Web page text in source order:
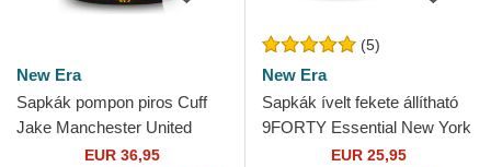
New Era
Sapkák pompon piros Cuff
Jake Manchester United
Football Club Premier League
EUR 36,95
(5)
New Era
Sapkák ívelt fekete állítható
9FORTY Essential New York
Yankees MLB New Era
EUR 25,95